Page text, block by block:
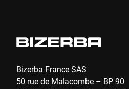
Bizerba France SAS
50 rue de Malacombe – BP 90